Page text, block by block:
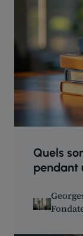
Quels
pendant